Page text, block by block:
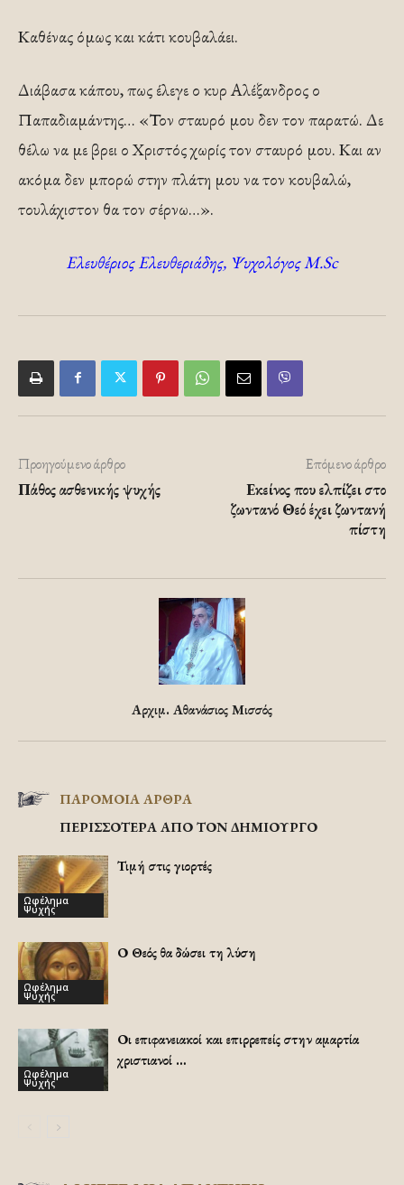
Καθένας όμως και κάτι κουβαλάει.
Διάβασα κάπου, πως έλεγε ο κυρ Αλέξανδρος ο
Παπαδιαμάντης… «Τον σταυρό μου δεν τον παρατώ. Δε
θέλω να με βρει ο Χριστός χωρίς τον σταυρό μου. Και αν
ακόμα δεν μπορώ στην πλάτη μου να τον κουβαλώ,
τουλάχιστον θα τον σέρνω…».
Ελευθέριος Ελευθεριάδης, Ψυχολόγος Μ.Sc
Προηγούμενο άρθρο
Πάθος ασθενικής ψυχής
Επόμενο άρθρο
Εκείνος που ελπίζει στο
ζωντανό Θεό έχει ζωντανή
πίστη
Αρχιμ. Αθανάσιος Μισσός
ΠΑΡΟΜΟΙΑ ΑΡΘΡΑ
ΠΕΡΙΣΣΟΤΕΡΑ ΑΠΟ ΤΟΝ ΔΗΜΙΟΥΡΓΟ
Ωφέλημα
Ψυχής
Τιμή στις γιορτές
Ωφέλημα
Ψυχής
Ο Θεός θα δώσει τη λύση
Ωφέλημα
Ψυχής
Οι επιφανειακοί και επιρρεπείς στην αμαρτία
χριστιανοί …